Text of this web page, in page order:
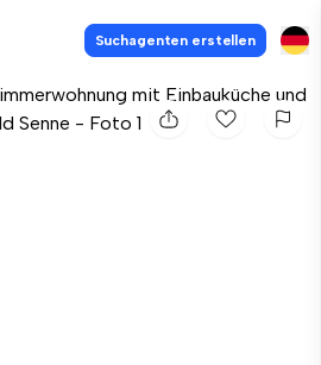
Suchagenten erstellen